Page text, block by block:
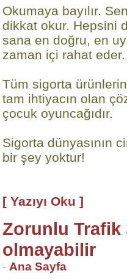
Okumaya bayılır.
dikkat okur. Hepsini
sana en doğru, en
zaman içi rahat eder.
Tüm sigorta
tam ihtiyacın olan
çocuk oyuncağıdır.
Sigorta dünyasının
bir şey yoktur!
[ Yazıyı Oku ]
Zorunlu Trafik
olmayabilir
- Ana Sayfa